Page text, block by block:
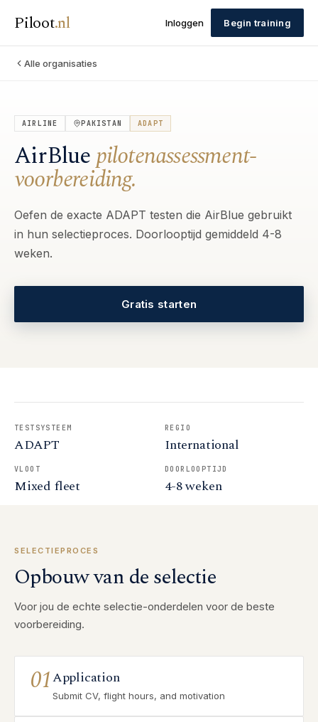
Piloot.nl Inloggen Begin training
Alle organisaties
AIRLINE PAKISTAN ADAPT
AirBluepilotenassessment-
voorbereiding.
Oefen de exacte ADAPT testen die AirBlue gebruikt
in hun selectieproces. Doorlooptijd gemiddeld 4-8
weken.
Gratis starten
TESTSYSTEEM
ADAPT
REGIO
International
VLOOT
Mixed fleet
DOORLOOPTIJD
4-8 weken
SELECTIEPROCES
Opbouw van de selectie
Voor jou de echte selectie-onderdelen voor de beste
voorbereiding.
01Application
Submit CV, flight hours, and motivation